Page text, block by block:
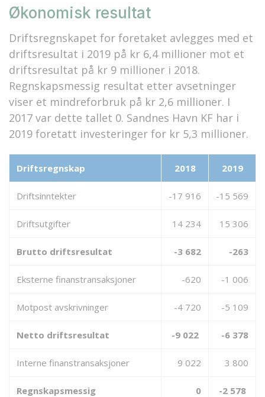
Økonomisk resultat
Driftsregnskapet for foretaket avlegges med et
driftsresultat i 2019 på kr 6,4 millioner mot et
driftsresultat på kr 9 millioner i 2018.
Regnskapsmessig resultat etter avsetninger
viser et mindreforbruk på kr 2,6 millioner. I
2017 var dette tallet 0. Sandnes Havn KF har i
2019 foretatt investeringer for kr 5,3 millioner.
Driftsregnskap 2018 2019
Driftsinntekter -17 916 -15 569
Driftsutgifter 14 234 15 306
Brutto driftsresultat -3 682 -263
Eksterne finanstransaksjoner -620 -1 006
Motpost avskrivninger -4 720 -5 109
Netto driftsresultat -9 022 -6 378
Interne finanstransaksjoner 9 022 3 800
Regnskapsmessig
0 -2 578